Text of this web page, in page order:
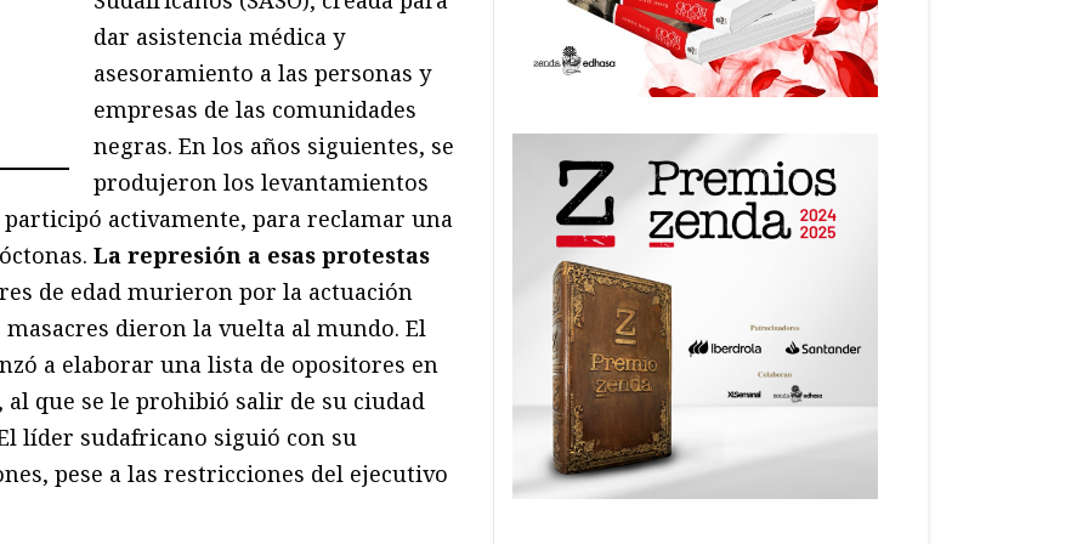
dar asistencia médica y
asesoramiento a las personas y
empresas de las comunidades
negras. En los años siguientes, se
produjeron los levantamientos
activamente, para reclamar una
La represión a esas protestas
de edad murieron por la actuación
dieron la vuelta al mundo. El
a elaborar una lista de opositores en
que se le prohibió salir de su ciudad
líder sudafricano siguió con su
pese a las restricciones del ejecutivo